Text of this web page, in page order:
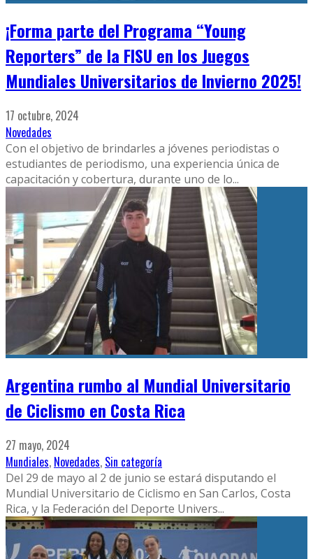
¡Forma parte del Programa “Young
Reporters” de la FISU en los Juegos
Mundiales Universitarios de Invierno 2025!
17 octubre, 2024
Novedades
Con el objetivo de brindarles a jóvenes periodistas o
estudiantes de periodismo, una experiencia única de
capacitación y cobertura, durante uno de lo...
Argentina rumbo al Mundial Universitario
de Ciclismo en Costa Rica
27 mayo, 2024
Mundiales, Novedades, Sin categoría
Del 29 de mayo al 2 de junio se estará disputando el
Mundial Universitario de Ciclismo en San Carlos, Costa
Rica, y la Federación del Deporte Univers...